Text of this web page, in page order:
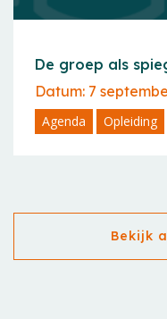
De groep als
Datum: 7
Agenda Opleiding
Bekijk